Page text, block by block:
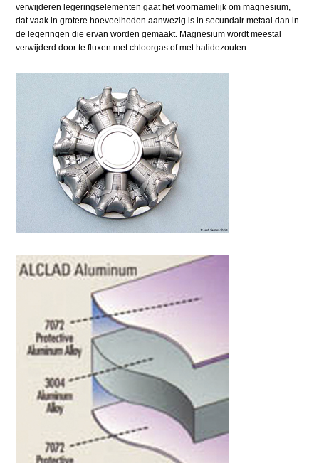
verwijderen legeringselementen gaat het voornamelijk om magnesium,
dat vaak in grotere hoeveelheden aanwezig is in secundair metaal dan in
de legeringen die ervan worden gemaakt. Magnesium wordt meestal
verwijderd door te fluxen met chloorgas of met halidezouten.